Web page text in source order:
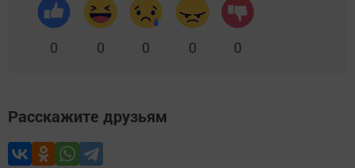
0 0 0 0 0
Расскажите друзьям